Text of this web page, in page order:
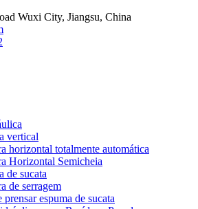
Wuxi City, Jiangsu, China
vertical
horizontal totalmente automática
Horizontal Semicheia
de sucata
de serragem
espuma de sucata